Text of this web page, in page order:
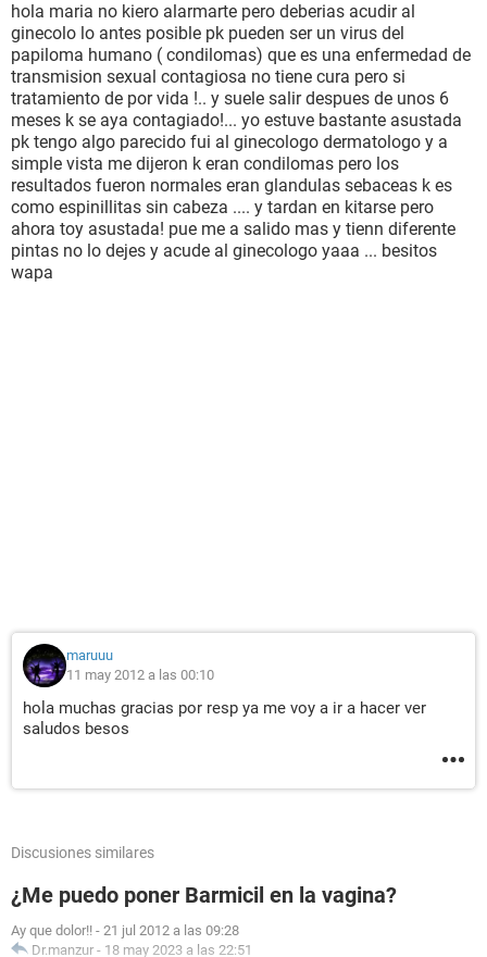
hola maria no kiero alarmarte pero deberias acudir al
ginecolo lo antes posible pk pueden ser un virus del
papiloma humano ( condilomas) que es una enfermedad de
transmision sexual contagiosa no tiene cura pero si
tratamiento de por vida !.. y suele salir despues de unos 6
meses k se aya contagiado!... yo estuve bastante asustada
pk tengo algo parecido fui al ginecologo dermatologo y a
simple vista me dijeron k eran condilomas pero los
resultados fueron normales eran glandulas sebaceas k es
como espinillitas sin cabeza .... y tardan en kitarse pero
ahora toy asustada! pue me a salido mas y tienn diferente
pintas no lo dejes y acude al ginecologo yaaa ... besitos
wapa
maruuu
11 may 2012 a las 00:10
hola muchas gracias por resp ya me voy a ir a hacer ver
saludos besos
Discusiones similares
¿Me puedo poner Barmicil en la vagina?
Ay que dolor!! - 21 jul 2012 a las 09:28
Dr.manzur - 18 may 2023 a las 22:51